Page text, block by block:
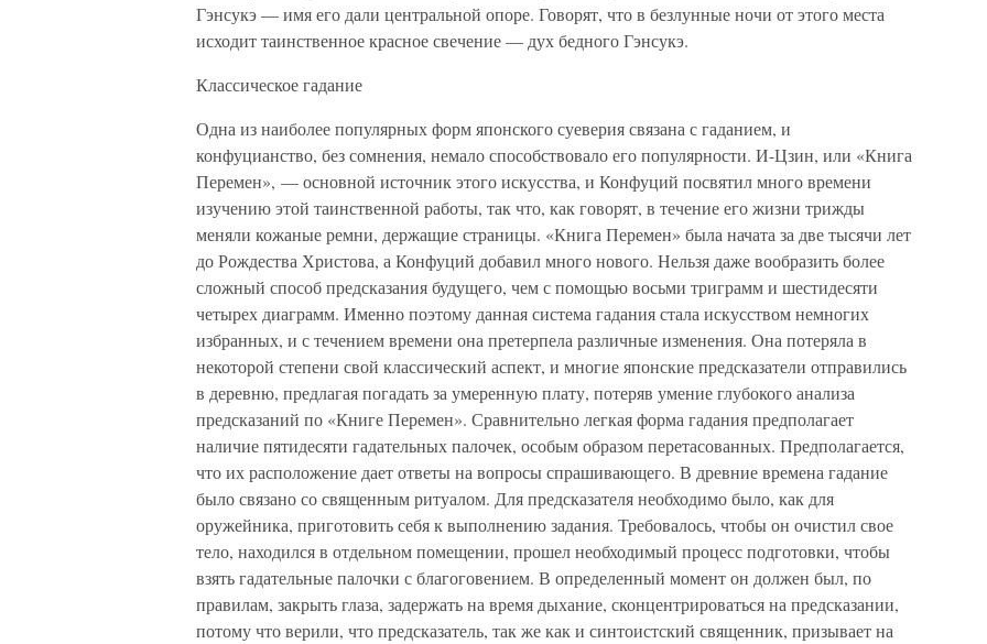
Гэнсукэ — имя его дали центральной опоре. Говорят, что в безлунные ночи от этого места
исходит таинственное красное свечение — дух бедного Гэнсукэ.
Классическое гадание
Одна из наиболее популярных форм японского суеверия связана с гаданием, и
конфуцианство, без сомнения, немало способствовало его популярности. И-Цзин, или «Книга
Перемен», — основной источник этого искусства, и Конфуций посвятил много времени
изучению этой таинственной работы, так что, как говорят, в течение его жизни трижды
меняли кожаные ремни, держащие страницы. «Книга Перемен» была начата за две тысячи лет
до Рождества Христова, а Конфуций добавил много нового. Нельзя даже вообразить более
сложный способ предсказания будущего, чем с помощью восьми триграмм и шестидесяти
четырех диаграмм. Именно поэтому данная система гадания стала искусством немногих
избранных, и с течением времени она претерпела различные изменения. Она потеряла в
некоторой степени свой классический аспект, и многие японские предсказатели отправились
в деревню, предлагая погадать за умеренную плату, потеряв умение глубокого анализа
предсказаний по «Книге Перемен». Сравнительно легкая форма гадания предполагает
наличие пятидесяти гадательных палочек, особым образом перетасованных. Предполагается,
что их расположение дает ответы на вопросы спрашивающего. В древние времена гадание
было связано со священным ритуалом. Для предсказателя необходимо было, как для
оружейника, приготовить себя к выполнению задания. Требовалось, чтобы он очистил свое
тело, находился в отдельном помещении, прошел необходимый процесс подготовки, чтобы
взять гадательные палочки с благоговением. В определенный момент он должен был, по
правилам, закрыть глаза, задержать на время дыхание, сконцентрироваться на предсказании,
потому что верили, что предсказатель, так же как и синтоистский священник, призывает на